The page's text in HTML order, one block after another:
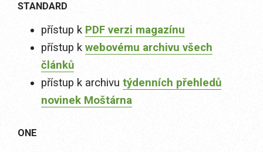
STANDARD
přístup k PDF verzi magazínu
přístup k webovému archivu všech
článků
přístup k archivu týdenních přehledů
novinek Moštárna
ONE